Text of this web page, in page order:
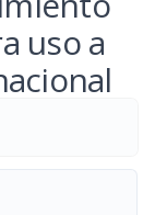
uso a